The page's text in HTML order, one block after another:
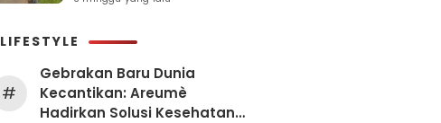
LIFESTYLE
#
Gebrakan Baru Dunia
Kecantikan: Areumè
Hadirkan Solusi Kesehatan